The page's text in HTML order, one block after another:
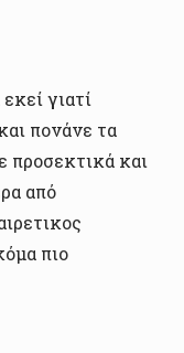
γιατί
πονάνε τα
προσεκτικά και
από
πιο